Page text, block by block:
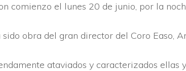
comienzo el lunes 20 de junio, por la
obra del gran director del Coro Easo,
ataviados y caracterizados ellas